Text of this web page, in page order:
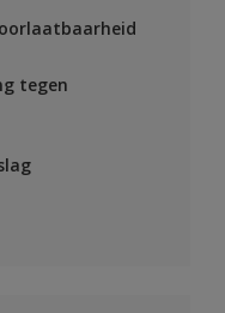
tegen